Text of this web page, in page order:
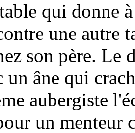
qui donne
une autre
son père. Le
un âne qui
aubergiste
un menteur